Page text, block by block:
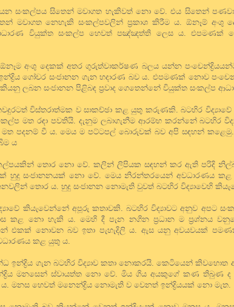
යන සංකල්පය සිතෙන් මවාගත හැකිවත් නො වේ. එය සිතෙන්
මවාගත නෙහැකි සංකල්පවලින් ප්‍රකාශ කිරීම ය. ඕනෑම්
වියුක්ත සංකල්ප හෙවත් පඤ්ඤත්ති ලෙස ය. එපමණක්
අංශු දෙකක් අතර ගුරුත්වාකර්ෂණ බලය යන්න
ගෝචර සංජානන ගැන හදාරණ බව ය. එපමණක් නොව
ලබන සංජානන පිළිබඳ ප්‍රවාද ගෙතෙන්නේ වියුක්ත සංකල්ප
විස්තරාත්මක ව සාකච්ඡා කළ යුතු කරුණකි. බටහිර විද්‍යාවේ
මත රඳා පවතියි. දැනුම ලබාගැනීම ආරම්භ කරන්නේ බටහිර
මත පදනම් වී ය. මෙය ම පට්ටපල් බොරුවක් බව අපි සඳහන්
ය
තොර නො වේ. කලින් ලිපියක සඳහන් කර ඇති පරිදි
හුදු සංජානනයක් නො වේ. මෙය නිරන්තරයෙන් අවධාරණය
තොර ය. හුදු සංජානන නොමැති වුවත් බටහිර විද්‍යාවෙහි
කියැවෙන්නේ අපූරු කතාවකි. බටහිර විද්‍යාවට අනුව අපට
කළ නො හැකි ය. මෙහි දී පැන නගින ප්‍රධාන ම ප්‍රශ්නය
එකක් නොවන බව ඉතා පැහැදිලි ය. ඇස යනු අවයවයක්
කළ යුතු ය.
ඉන්ද්‍රිය ගැන බටහිර විද්‍යාව කතා නොකරයි. කෙටියෙන් කිවහොත
මනසෙන් ස්වායත්ත නො වේ. මිය ගිය අයකුගේ කණ තිබුණ ද
මනස හෙවත් මනෙන්ද්‍රිය නොමැති ව වෙනත් ඉන්ද්‍රියයක් නො මැත.